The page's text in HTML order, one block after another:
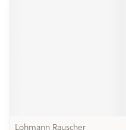
Lohmann Rauscher